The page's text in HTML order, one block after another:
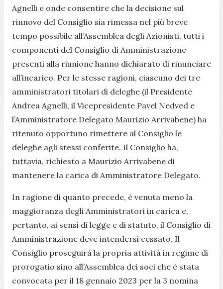
Agnelli e onde consentire che la decisione sul
rinnovo del Consiglio sia rimessa nel più breve
tempo possibile all’Assemblea degli Azionisti, tutti i
componenti del Consiglio di Amministrazione
presenti alla riunione hanno dichiarato di rinunciare
all’incarico. Per le stesse ragioni, ciascuno dei tre
amministratori titolari di deleghe (il Presidente
Andrea Agnelli, il Vicepresidente Pavel Nedved e
l’Amministratore Delegato Maurizio Arrivabene) ha
ritenuto opportuno rimettere al Consiglio le
deleghe agli stessi conferite. Il Consiglio ha,
tuttavia, richiesto a Maurizio Arrivabene di
mantenere la carica di Amministratore Delegato.
In ragione di quanto precede, è venuta meno la
maggioranza degli Amministratori in carica e,
pertanto, ai sensi di legge e di statuto, il Consiglio di
Amministrazione deve intendersi cessato. Il
Consiglio proseguirà la propria attività in regime di
prorogatio sino all’Assemblea dei soci che è stata
convocata per il 18 gennaio 2023 per la 3 nomina